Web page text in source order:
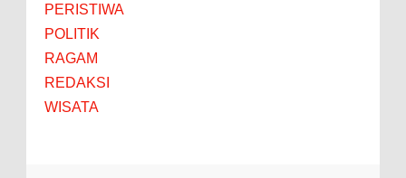
PERISTIWA
POLITIK
RAGAM
REDAKSI
WISATA